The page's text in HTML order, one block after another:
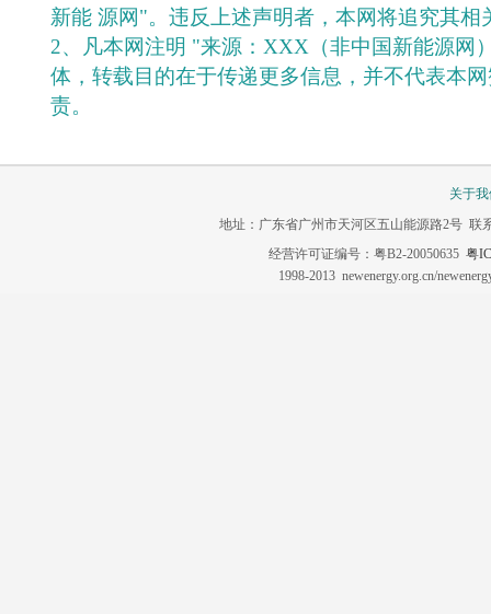
新能 源网"。违反上述声明者，本网将追究其相
2、凡本网注明 "来源：XXX（非中国新能源网
体，转载目的在于传递更多信息，并不代表本
责。
关于
地址：广东省广州市天河区五山能源路2号 联
经营许可证编号：粤B2-20050635 粤
1998-2013 newenergy.org.cn/